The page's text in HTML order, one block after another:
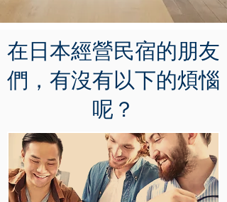
在日本經營民宿的朋友
們，有沒有以下的煩惱
呢？